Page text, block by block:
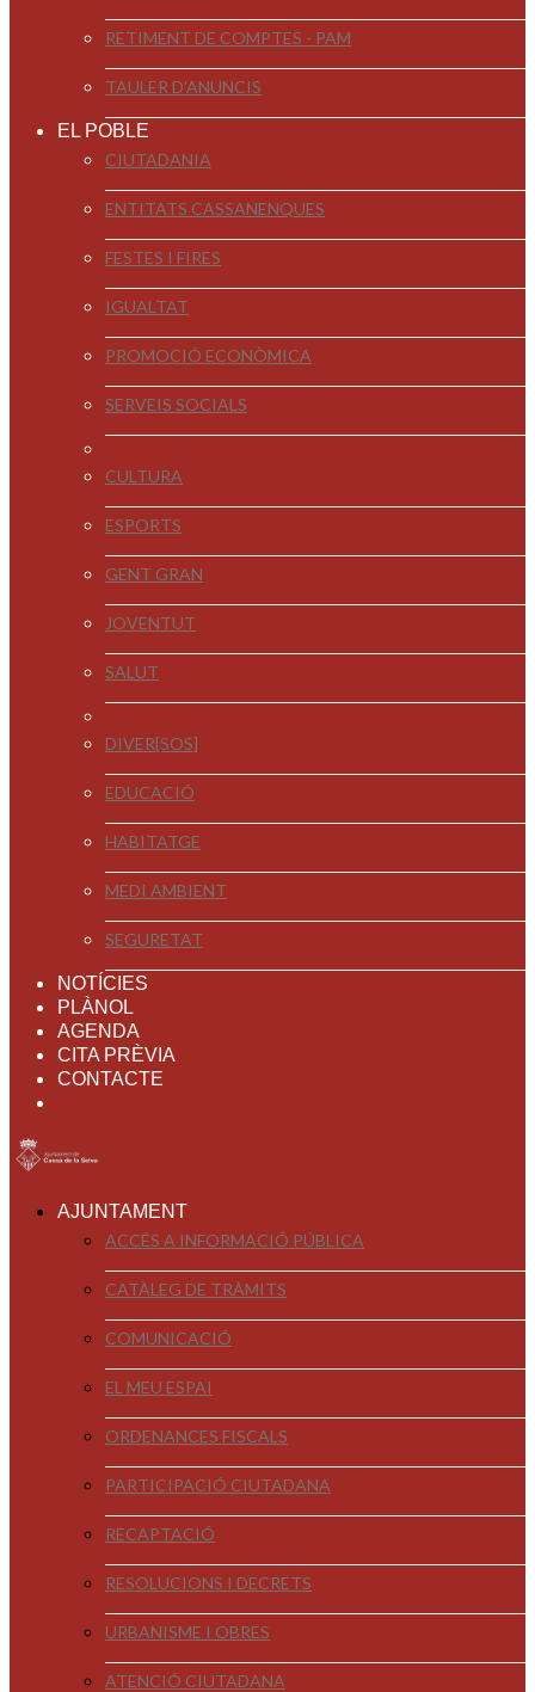
RETIMENT DE COMPTES - PAM
TAULER D'ANUNCIS
EL POBLE
CIUTADANIA
ENTITATS CASSANENQUES
FESTES I FIRES
IGUALTAT
PROMOCIÓ ECONÒMICA
SERVEIS SOCIALS
CULTURA
ESPORTS
GENT GRAN
JOVENTUT
SALUT
DIVER[SOS]
EDUCACIÓ
HABITATGE
MEDI AMBIENT
SEGURETAT
NOTÍCIES
PLÀNOL
AGENDA
CITA PRÈVIA
CONTACTE
AJUNTAMENT
ACCÉS A INFORMACIÓ PÚBLICA
CATÀLEG DE TRÀMITS
COMUNICACIÓ
EL MEU ESPAI
ORDENANCES FISCALS
PARTICIPACIÓ CIUTADANA
RECAPTACIÓ
RESOLUCIONS I DECRETS
URBANISME I OBRES
ATENCIÓ CIUTADANA